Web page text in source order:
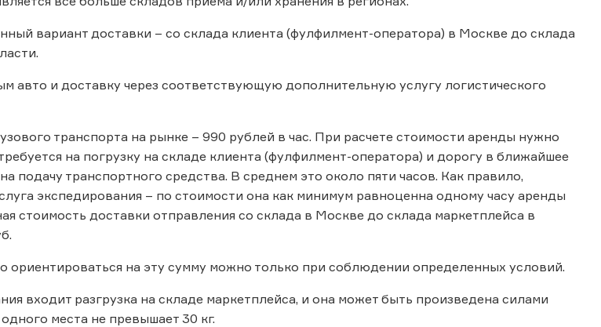
вариант доставки – со склада клиента (фулфилмент-оператора) в Москве до склада
авто и доставку через соответствующую дополнительную услугу логистического
транспорта на рынке – 990 рублей в час. При расчете стоимости аренды нужно
на погрузку на складе клиента (фулфилмент-оператора) и дорогу в ближайшее
подачу транспортного средства. В среднем это около пяти часов. Как правило,
экспедирования – по стоимости она как минимум равноценна одному часу аренды
стоимость доставки отправления со склада в Москве до склада маркетплейса в
ориентироваться на эту сумму можно только при соблюдении определенных условий.
входит разгрузка на складе маркетплейса, и она может быть произведена силами
места не превышает 30 кг.